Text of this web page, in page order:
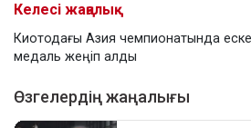
Келесі жаңалық
Киотодағы Азия чемпионатында
медаль жеңіп алды